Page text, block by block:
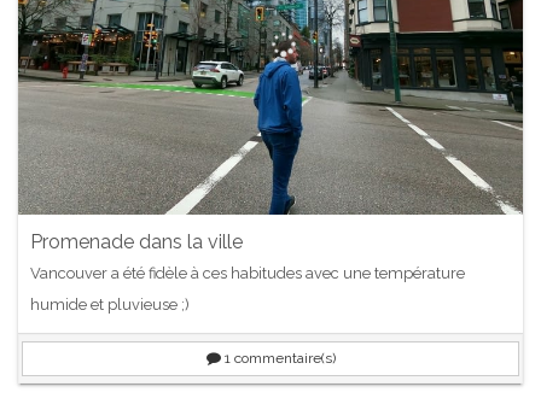
Promenade dans la ville
Vancouver a été fidèle à ces habitudes avec une température
humide et pluvieuse ;)
1commentaire(s)